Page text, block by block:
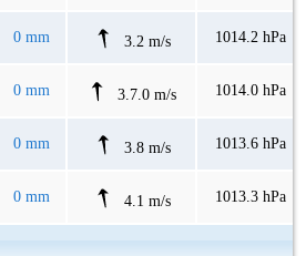
0 mm 3.2 m/s 1014.2 hPa
0 mm 3.7.0 m/s 1014.0 hPa
0 mm 3.8 m/s 1013.6 hPa
0 mm 4.1 m/s 1013.3 hPa